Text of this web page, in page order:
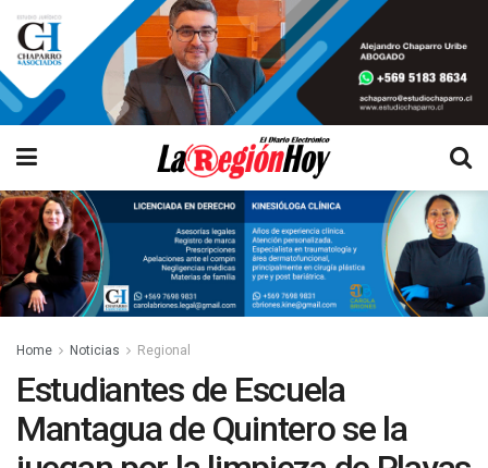
Home Noticias Regional
Estudiantes de Escuela
Mantagua de Quintero se la